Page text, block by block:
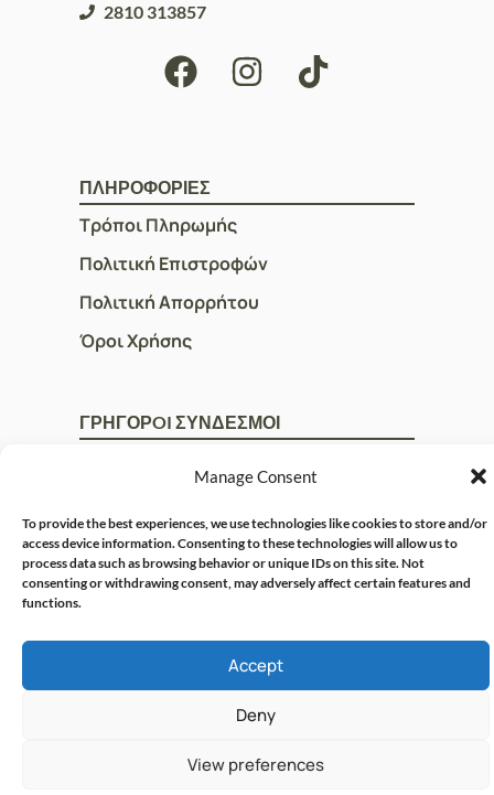
Manage Consent
To provide the best experiences, we use technologies like cookies to store and/or
access device information. Consenting to these technologies will allow us to
process data such as browsing behavior or unique IDs on this site. Not
consenting or withdrawing consent, may adversely affect certain features and
functions.
Accept
Deny
View preferences
2810 313857
ΠΛΗΡΟΦΟΡΙΕΣ
Τρόποι Πληρωμής
Πολιτική Επιστροφών
Πολιτική Απορρήτου
Όροι Χρήσης
ΓΡΗΓΟΡOI ΣΥΝΔΕΣΜΟΙ
Επικοινωνία
COPYRIGHT 2026
SOLVIT I.T. SOLUTIONS &